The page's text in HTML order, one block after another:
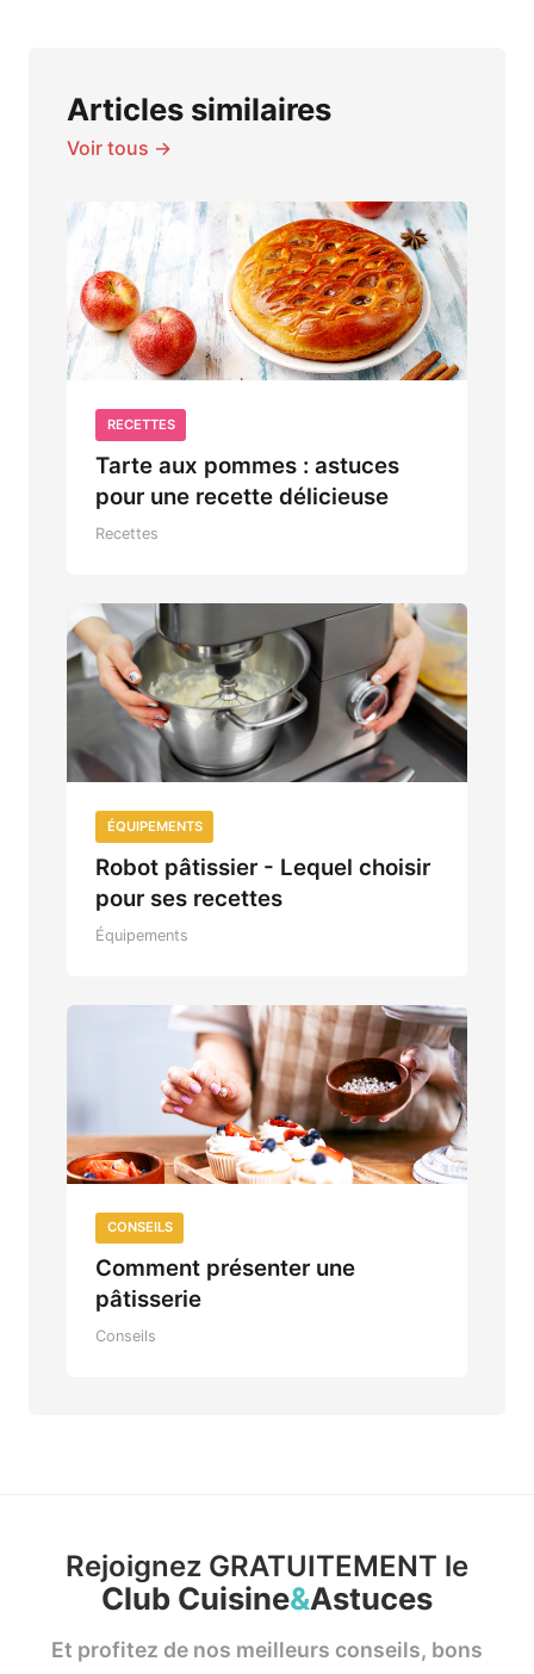
Articles similaires
Voir tous →
RECETTES
Tarte aux pommes : astuces
pour une recette délicieuse
Recettes
ÉQUIPEMENTS
Robot pâtissier - Lequel choisir
pour ses recettes
Équipements
CONSEILS
Comment présenter une
pâtisserie
Conseils
Rejoignez GRATUITEMENT le
Club Cuisine&Astuces
Et profitez de nos meilleurs conseils, bons